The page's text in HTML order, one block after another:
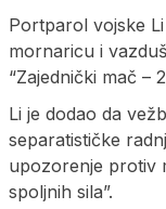
Portparol vojske
mornaricu i
“Zajednički mač –
Li je dodao da
separatističke
upozorenje protiv
spoljnih sila”.